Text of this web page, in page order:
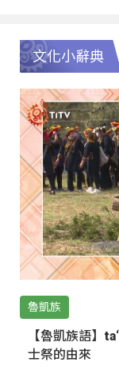
文化小辭典
魯凱族
【魯凱族語】
士祭的由來